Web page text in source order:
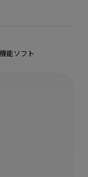
能ソフト